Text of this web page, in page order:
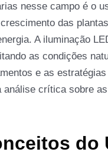
nesse campo é o
das
A iluminação
as condições
e as
crítica sobre
do